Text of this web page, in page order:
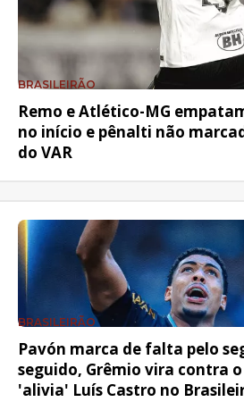
BRASILEIRÃO
Remo e Atlético-MG
no início e pênalti não
do VAR
BRASILEIRÃO
Pavón marca de falta pelo
seguido, Grêmio vira contra o
'alivia' Luís Castro no